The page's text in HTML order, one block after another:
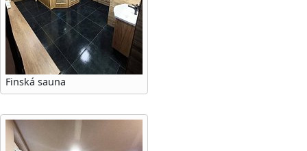
Finská sauna